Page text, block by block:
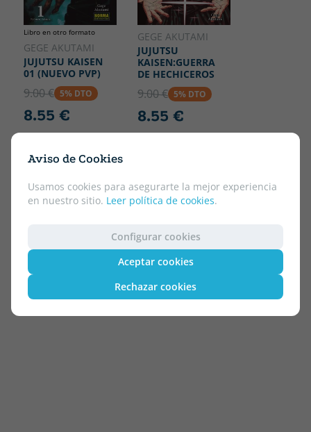
Aviso de Cookies
Usamos cookies para asegurarte la mejor experiencia
en nuestro sitio. Leer política de cookies.
Configurar cookies
Aceptar cookies
Rechazar cookies
Libro en otro formato
GEGE AKUTAMI
JUJUTSU KAISEN
01 (NUEVO PVP)
9.00 € 5% DTO
8.55 €
GEGE AKUTAMI
JUJUTSU
KAISEN:GUERRA
DE HECHICEROS
9.00 € 5% DTO
8.55 €